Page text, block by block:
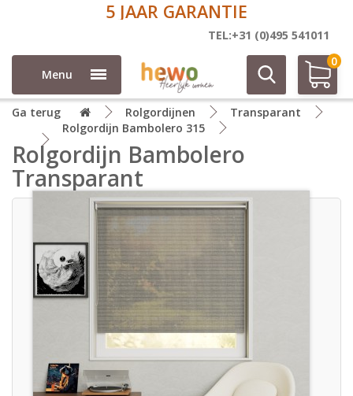
DIRECT AF FABRIEK
TEL:+31 (0)495 541011
Menu
0
Ga terug Rolgordijnen
Transparant
Rolgordijn Bambolero 315
Rolgordijn Bambolero
Transparant